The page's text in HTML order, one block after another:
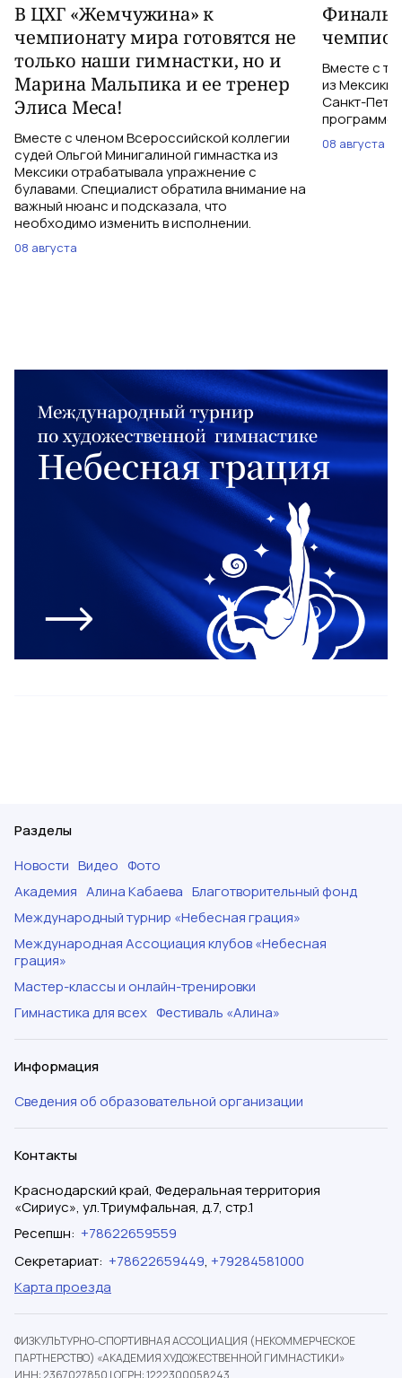
В ЦХГ «Жемчужина» к
чемпионату мира готовятся не
только наши гимнастки, но и
Марина Мальпика и ее тренер
Элиса Меса!
Вместе с членом Всероссийской коллегии
судей Ольгой Минигалиной гимнастка из
Мексики отрабатывала упражнение с
булавами. Специалист обратила внимание на
важный нюанс и подсказала, что
необходимо изменить в исполнении.
08 августа
Вместе с
из Мексики
Санкт-
программе
08 августа
Разделы
Новости Видео Фото
Академия Алина Кабаева Благотворительный фонд
Международный турнир «Небесная грация»
Международная Ассоциация клубов «Небесная
грация»
Мастер-классы и онлайн-тренировки
Гимнастика для всех Фестиваль «Алина»
Информация
Сведения об образовательной организации
Контакты
Краснодарский край, Федеральная территория
«Сириус», ул.Триумфальная, д.7, стр.1
Ресепшн: +78622659559
Секретариат: +78622659449, +79284581000
Карта проезда
ФИЗКУЛЬТУРНО-СПОРТИВНАЯ АССОЦИАЦИЯ (НЕКОММЕРЧЕСКОЕ
ПАРТНЕРСТВО) «АКАДЕМИЯ ХУДОЖЕСТВЕННОЙ ГИМНАСТИКИ»